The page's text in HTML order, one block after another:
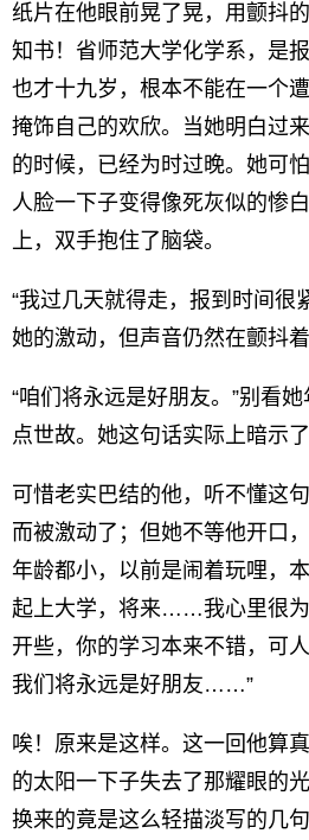
纸片在他眼前晃了晃，用颤抖
知书！省师范大学化学系，是
也才十九岁，根本不能在一个
掩饰自己的欢欣。当她明白过
的时候，已经为时过晚。她可
人脸一下子变得像死灰似的惨
上，双手抱住了脑袋。
“我过几天就得走，报到时间
她的激动，但声音仍然在颤抖着
“咱们将永远是好朋友。”别看
点世故。她这句话实际上暗示
可惜老实巴结的他，听不懂这
而被激动了；但她不等他开口
年龄都小，以前是闹着玩哩，
起上大学，将来……我心里很
开些，你的学习本来不错，可
我们将永远是好朋友……”
唉！原来是这样。这一回他算
的太阳一下子失去了那耀眼的
换来的竟是这么轻描淡写的几句